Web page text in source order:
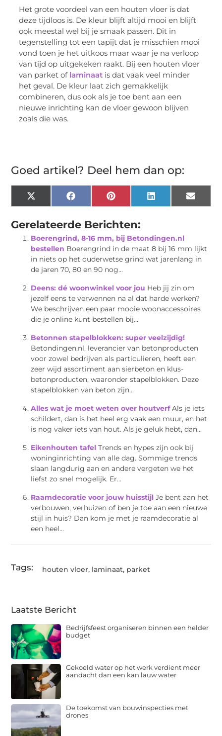
Het grote voordeel van een houten vloer is dat
deze tijdloos is. De kleur blijft altijd mooi en blijft
ook meestal wel bij je smaak passen. Dit in
tegenstelling tot een tapijt dat je misschien mooi
vond toen je het uitkoos maar waar je na verloop
van tijd op uitgekeken raakt. Bij een houten vloer
van parket of laminaat is dat vaak veel minder
het geval. De kleur laat zich gemakkelijk
combineren, dus ook als je toe bent aan een
nieuwe inrichting kan de vloer gewoon blijven
zoals die was.
Goed artikel? Deel hem dan op:
X
(Twitter)
FacebookPinterestLinkedInEmail
Gerelateerde Berichten:
Boerengrind, 8-16 mm, bij Betondingen.nl
bestellen Boerengrind in de maat 8 bij 16 mm lijkt
in niets op het ouderwetse grind wat jarenlang in
de jaren 70, 80 en 90 nog...
Deens: dé woonwinkel voor jou Heb jij zin om
jezelf eens te verwennen na al dat harde werken?
We beschrijven een paar mooie woonaccessoires
die je online kunt bestellen bij...
Betonnen stapelblokken: super veelzijdig!
Betondingen.nl, leverancier van betonproducten
voor zowel bedrijven als particulieren, heeft een
zeer wijd assortiment aan sierbeton en klus-
betonproducten, waaronder stapelblokken. Deze
stapelblokken van beton zijn...
Alles wat je moet weten over houtverf Als je iets
schildert, dan is het heel erg vaak een muur, en het
is nog vaker iets van hout. Als je geluk hebt, dan...
Eikenhouten tafel Trends en hypes zijn ook bij
woninginrichting van alle dag. Sommige trends
slaan langdurig aan en andere vergeten we het
liefst zo snel mogelijk. Er...
Raamdecoratie voor jouw huisstijl Je bent aan het
verbouwen, verhuizen of ben je toe aan een nieuwe
stijl in huis? Dan kom je met je raamdecoratie al
een heel...
Tags: houten vloer, laminaat, parket
Laatste Bericht
Bedrijfsfeest organiseren binnen een helder
budget
Gekoeld water op het werk verdient meer
aandacht dan een kan lauw water
De toekomst van bouwinspecties met
drones